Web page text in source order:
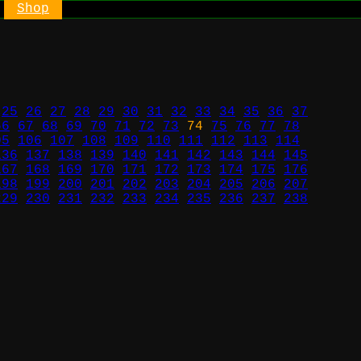
Shop
25 26 27 28 29 30 31 32 33 34 35 36
37
67 68 69 70 71 72 73 74 75 76 77
78
106 107 108 109 110 111 112 113
114
137 138 139 140 141 142 143 144
145
168 169 170 171 172 173 174 175
176
199 200 201 202 203 204 205 206
207
230 231 232 233 234 235 236 237 238